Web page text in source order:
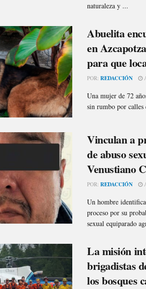
naturaleza y ...
Abuelita
en
para que
POR: REDACCIÓN
Una mujer de 72
sin rumbo por
Vinculan a
de abuso
Venustiano
POR: REDACCIÓN
Un hombre
proceso por su
sexual equiparado
La misión
brigadistas
los bosques